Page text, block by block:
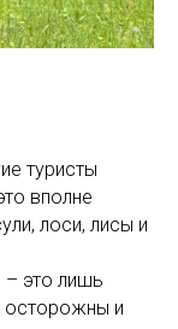
туристы
вполне
лоси, лисы и
– это лишь
осторожны и